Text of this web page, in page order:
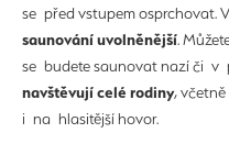
se před vstupem osprchovat.
saunování uvolněnější.
se budete saunovat nazí či v
navštěvují celé rodiny,
i na hlasitější hovor.